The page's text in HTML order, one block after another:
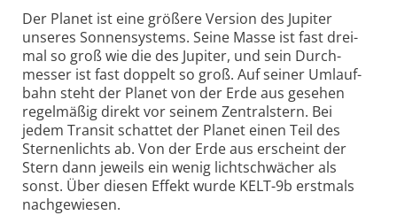
Der Planet ist eine größere Version des Jupiter
unseres Sonnen­systems. Seine Masse ist fast drei­
mal so groß wie die des Jupiter, und sein Durch­
messer ist fast doppelt so groß. Auf seiner Umlauf­
bahn steht der Planet von der Erde aus gesehen
regel­mäßig direkt vor seinem Zentral­stern. Bei
jedem Transit schattet der Planet einen Teil des
Sternen­lichts ab. Von der Erde aus erscheint der
Stern dann jeweils ein wenig licht­schwächer als
sonst. Über diesen Effekt wurde KELT-9b erst­mals
nach­ge­wiesen.